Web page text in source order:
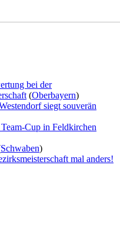
bei der
(Oberbayern)
siegt souverän
Cup in Feldkirchen
Schwaben)
mal anders!